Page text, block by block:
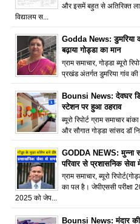
और इसमें बहुत से अतिरिक्त
विद्यालय स...
Godda News: डुमरिया
बढ़ाया गोड्डा का मान
ग्राम समाचार, गोड्डा ब्यूरो
प्रखंड अंतर्गत डुमरिया गांव की
Bounsi News: देवघर
स्टेशन पर हुआ ठहराव
ब्यूरो रिपोर्ट ग्राम समाचार
और सौगात गोड्डा सांसद डॉ
GODDA NEWS: मुन्ना
परिवार से प्रशासनिक सेवा
ग्राम समाचार, ब्यूरो
का पल है। जेपीएससी
2025 को जेप...
Bounsi News: मंदार की